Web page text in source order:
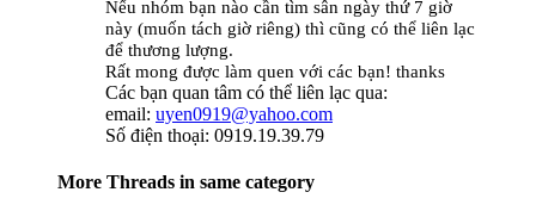
Nếu nhóm bạn nào cần tìm sân ngày thứ 7 giờ
này (muốn tách giờ riêng) thì cũng có thể liên lạc
để thương lượng.
Rất mong được làm quen với các bạn! thanks
Các bạn quan tâm có thể liên lạc qua:
email: uyen0919@yahoo.com
Số điện thoại: 0919.19.39.79
More Threads in same category